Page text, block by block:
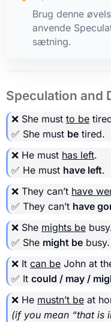
Brug denne
anvende
sætning.
Speculation and
❌ She must to be
✅ She must be tired.
❌ He must has left.
✅ He must have left.
❌ They can’t have
✅ They can’t have
❌ She mights be
✅ She might be busy.
❌ It can be John at
✅ It could / may /
❌ He mustn’t be at
(if you mean “that is